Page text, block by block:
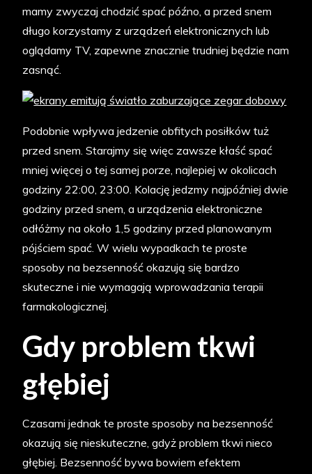
mamy zwyczaj chodzić spać późno, a przed snem
długo korzystamy z urządzeń elektronicznych lub
oglądamy TV, zapewne znacznie trudniej będzie nam
zasnąć.
Podobnie wpływa jedzenie obfitych posiłków tuż
przed snem. Starajmy się więc zawsze kłaść spać
mniej więcej o tej samej porze, najlepiej w okolicach
godziny 22:00, 23:00. Kolację jedzmy najpóźniej dwie
godziny przed snem, a urządzenia elektroniczne
odłóżmy na około 1,5 godziny przed planowanym
pójściem spać. W wielu wypadkach te proste
sposoby na bezsenność okazują się bardzo
skuteczne i nie wymagają wprowadzania terapii
farmakologicznej.
Gdy problem tkwi
głębiej
Czasami jednak te proste sposoby na bezsenność
okazują się nieskuteczne, gdyż problem tkwi nieco
głębiej. Bezsenność bywa bowiem efektem